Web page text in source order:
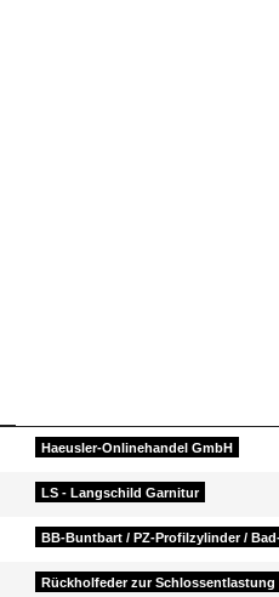
Haeusler-Onlinehandel GmbH
LS - Langschild Garnitur
BB-Buntbart / PZ-Profilzylinder /
Rückholfeder zur Schlossentlastung